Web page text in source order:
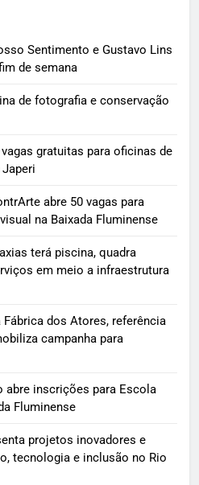
Sentimento e Gustavo Lins
de semana
de fotografia e conservação
gratuitas para oficinas de
abre 50 vagas para
na Baixada Fluminense
terá piscina, quadra
em meio a infraestrutura
dos Atores, referência
campanha para
abre inscrições para Escola
Fluminense
projetos inovadores e
tecnologia e inclusão no Rio